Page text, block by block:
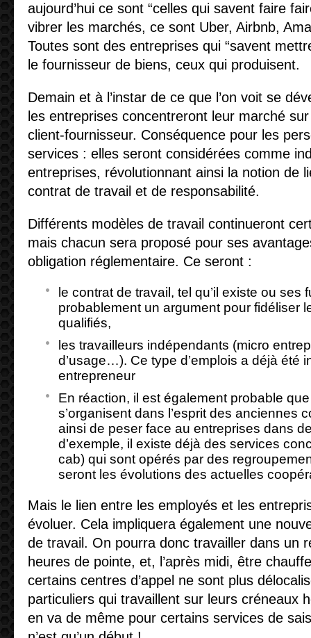
aujourd’hui ce sont “celles qui savent faire
vibrer les marchés, ce sont Uber, Airbnb,
Toutes sont des entreprises qui “savent
le fournisseur de biens, ceux qui produisent.
Demain et à l’instar de ce que l’on voit se
les entreprises concentreront leur marché
client-fournisseur. Conséquence pour les
services : elles seront considérées comme
entreprises, révolutionnant ainsi la notion de
contrat de travail et de responsabilité.
Différents modèles de travail continueront
mais chacun sera proposé pour ses
obligation réglementaire. Ce seront :
le contrat de travail, tel qu’il existe ou ses
probablement un argument pour fidéliser
qualifiés,
les travailleurs indépendants (micro
d’usage…). Ce type d’emplois a déjà été
entrepreneur
En réaction, il est également probable que
s’organisent dans l’esprit des anciennes
ainsi de peser face au entreprises dans
d’exemple, il existe déjà des services
cab) qui sont opérés par des
seront les évolutions des actuelles
Mais le lien entre les employés et les
évoluer. Cela impliquera également une
de travail. On pourra donc travailler dans un
heures de pointe, et, l’après midi, être
certains centres d’appel ne sont plus
particuliers qui travaillent sur leurs créneaux
en va de même pour certains services de